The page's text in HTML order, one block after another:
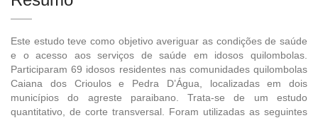
Este estudo teve como objetivo averiguar as condições de saúde
e o acesso aos serviços de saúde em idosos quilombolas.
Participaram 69 idosos residentes nas comunidades quilombolas
Caiana dos Crioulos e Pedra D’Água, localizadas em dois
municípios do agreste paraibano. Trata-se de um estudo
quantitativo, de corte transversal. Foram utilizadas as seguintes